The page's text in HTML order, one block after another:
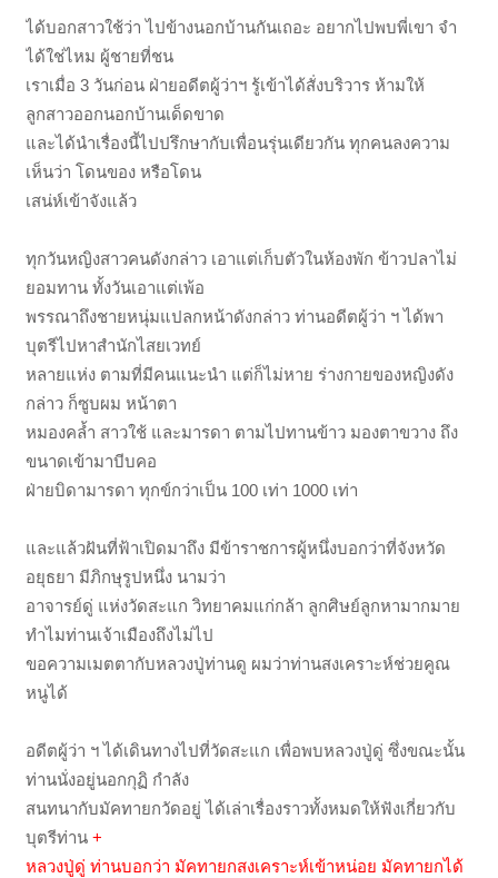
ได้บอกสาวใช้ว่า ไปข้างนอกบ้านกันเถอะ อยากไปพบพี่เขา จำ
ได้ใช่ไหม ผู้ชายที่ชน
เราเมื่อ 3 วันก่อน ฝ่ายอดีตผู้ว่าฯ รู้เข้าได้สั่งบริวาร ห้ามให้
ลูกสาวออกนอกบ้านเด็ดขาด
และได้นำเรื่องนี้ไปปรึกษากับเพื่อนรุ่นเดียวกัน ทุกคนลงความ
เห็นว่า โดนของ หรือโดน
เสน่ห์เข้าจังแล้ว
ทุกวันหญิงสาวคนดังกล่าว เอาแต่เก็บตัวในห้องพัก ข้าวปลาไม่
ยอมทาน ทั้งวันเอาแต่เพ้อ
พรรณาถึงชายหนุ่มแปลกหน้าดังกล่าว ท่านอดีตผู้ว่า ฯ ได้พา
บุตรีไปหาสำนักไสยเวทย์
หลายแห่ง ตามที่มีคนแนะนำ แต่ก็ไม่หาย ร่างกายของหญิงดัง
กล่าว ก็ซูบผม หน้าตา
หมองคล้ำ สาวใช้ และมารดา ตามไปทานข้าว มองตาขวาง ถึง
ขนาดเข้ามาบีบคอ
ฝ่ายบิดามารดา ทุกข์กว่าเป็น 100 เท่า 1000 เท่า
และแล้วฝันที่ฟ้าเปิดมาถึง มีข้าราชการผู้หนึ่งบอกว่าที่จังหวัด
อยุธยา มีภิกษุรูปหนึ่ง นามว่า
อาจารย์ดู่ แห่งวัดสะแก วิทยาคมแก่กล้า ลูกศิษย์ลูกหามากมาย
ทำไมท่านเจ้าเมืองถึงไม่ไป
ขอความเมตตากับหลวงปู่ท่านดู ผมว่าท่านสงเคราะห์ช่วยคูณ
หนูได้
อดีตผู้ว่า ฯ ได้เดินทางไปที่วัดสะแก เพื่อพบหลวงปู่ดู่ ซึ่งขณะนั้น
ท่านนั่งอยู่นอกกุฏิ กำลัง
สนทนากับมัคทายกวัดอยู่ ได้เล่าเรื่องราวทั้งหมดให้ฟังเกี่ยวกับ
บุตรีท่าน+
หลวงปู่ดู่ ท่านบอกว่า มัคทายกสงเคราะห์เข้าหน่อย มัคทายกได้